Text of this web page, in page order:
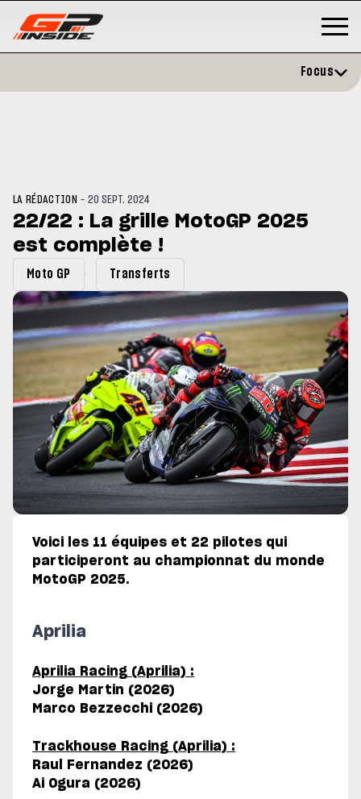
du GP de Grande-
Focus
LA RÉDACTION -20 SEPT. 2024
22/22 : La grille MotoGP 2025
est complète !
Moto GP Transferts
Voici les 11 équipes et 22 pilotes qui
participeront au championnat du monde
MotoGP 2025.
Aprilia
Aprilia Racing (Aprilia) :
Jorge Martin (2026)
Marco Bezzecchi (2026)
Trackhouse Racing (Aprilia) :
Raul Fernandez (2026)
Ai Ogura (2026)